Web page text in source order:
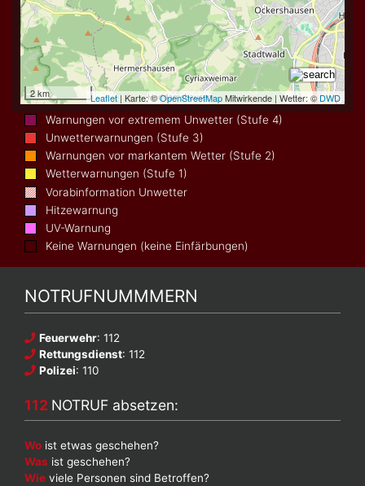
Warnungen vor extremem Unwetter (Stufe 4)
Unwetterwarnungen (Stufe 3)
Warnungen vor markantem Wetter (Stufe 2)
Wetterwarnungen (Stufe 1)
Vorabinformation Unwetter
Hitzewarnung
UV-Warnung
Keine Warnungen (keine Einfärbungen)
NOTRUFNUMMMERN
Feuerwehr: 112
Rettungsdienst: 112
Polizei: 110
112 NOTRUF absetzen:
Wo ist etwas geschehen?
Was ist geschehen?
Wie viele Personen sind Betroffen?